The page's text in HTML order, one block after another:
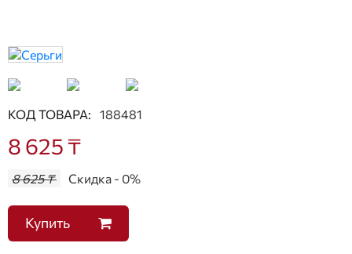
КОД ТОВАРА: 188481
8 625 ₸
8 625 ₸ Скидка - 0%
Купить